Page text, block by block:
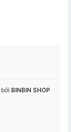
bởi BINBIN SHOP